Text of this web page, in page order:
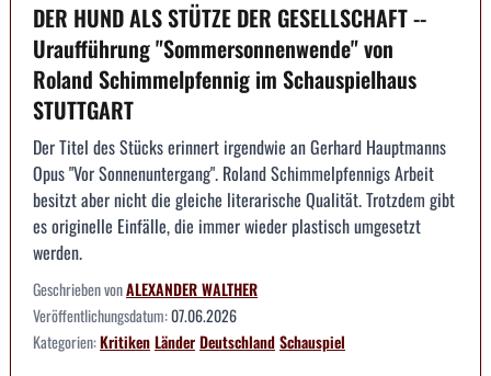
DER HUND ALS STÜTZE DER GESELLSCHAFT --
Uraufführung "Sommersonnenwende" von
Roland Schimmelpfennig im Schauspielhaus
STUTTGART
Der Titel des Stücks erinnert irgendwie an Gerhard Hauptmanns
Opus "Vor Sonnenuntergang". Roland Schimmelpfennigs Arbeit
besitzt aber nicht die gleiche literarische Qualität. Trotzdem gibt
es originelle Einfälle, die immer wieder plastisch umgesetzt
werden.
Geschrieben vonALEXANDER WALTHER
Veröffentlichungsdatum:07.06.2026
Kategorien:KritikenLänderDeutschlandSchauspiel